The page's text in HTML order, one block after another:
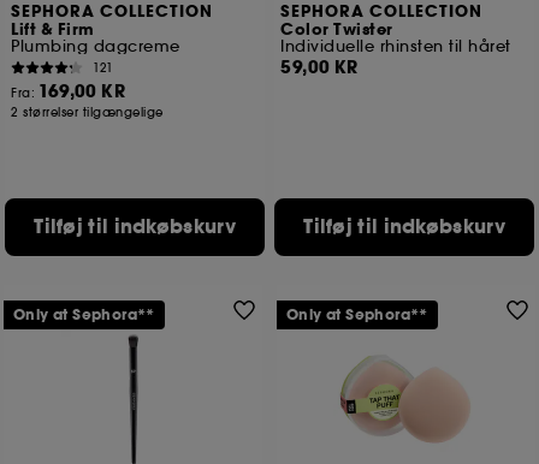
SEPHORA COLLECTION
Lift & Firm
Plumbing dagcreme
121
Fra: 169,00 KR
2 størrelser tilgængelige
Tilføj til indkøbskurv
SEPHORA COLLECTION
Color Twister
Individuelle rhinsten til håret
59,00 KR
Tilføj til indkøbskurv
Only at Sephora** Only at Sephora**
på vores hjemmeisde og deres browservaner for at
forbedre dets ydeevne.
Cookies til sikring af onlinebetalinger :
muligt for os at forhindre betalingssvig og
behandling af disse oplysninger din tilladelse. Du kan
tilpasse dine valg vedrørende placeringen af ​​disse
cookies ved hjælp af knappen "tilpas mine valg"
samtykke tilbage. Hvis du ønsker mere information om
de anvendte cookies, skal du klikke